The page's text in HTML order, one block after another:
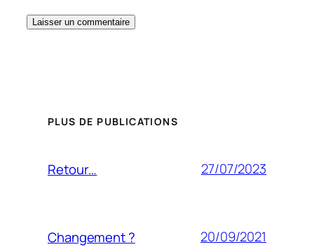
PLUS DE PUBLICATIONS
Retour… 27/07/2023
Changement ? 20/09/2021